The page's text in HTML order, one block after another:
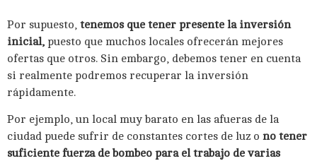
Por supuesto, tenemos que tener presente la inversión
inicial, puesto que muchos locales ofrecerán mejores
ofertas que otros. Sin embargo, debemos tener en cuenta
si realmente podremos recuperar la inversión
rápidamente.
Por ejemplo, un local muy barato en las afueras de la
ciudad puede sufrir de constantes cortes de luz o no tener
suficiente fuerza de bombeo para el trabajo de varias